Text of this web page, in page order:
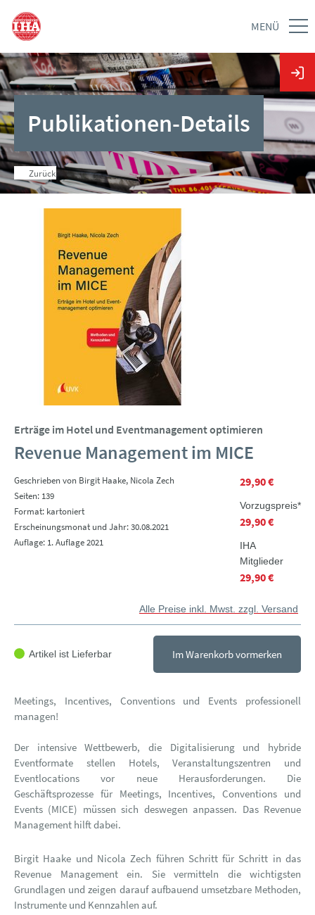
MENÜ
Publikationen-Details
Zurück
Erträge im Hotel und Eventmanagement optimieren
Revenue Management im MICE
Geschrieben von Birgit Haake, Nicola Zech
Seiten: 139
Format: kartoniert
Erscheinungsmonat und Jahr: 30.08.2021
Auflage: 1. Auflage 2021
29,90 €
Vorzugspreis*
29,90 €
IHA
Mitglieder
29,90 €
Alle Preise inkl. Mwst. zzgl. Versand
Artikel ist Lieferbar Im Warenkorb vormerken
Meetings, Incentives, Conventions und Events professionell
managen!
Der intensive Wettbewerb, die Digitalisierung und hybride
Eventformate stellen Hotels, Veranstaltungszentren und
Eventlocations vor neue Herausforderungen. Die
Geschäftsprozesse für Meetings, Incentives, Conventions und
Events (MICE) müssen sich deswegen anpassen. Das Revenue
Management hilft dabei.
Birgit Haake und Nicola Zech führen Schritt für Schritt in das
Revenue Management ein. Sie vermitteln die wichtigsten
Grundlagen und zeigen darauf aufbauend umsetzbare Methoden,
Instrumente und Kennzahlen auf.